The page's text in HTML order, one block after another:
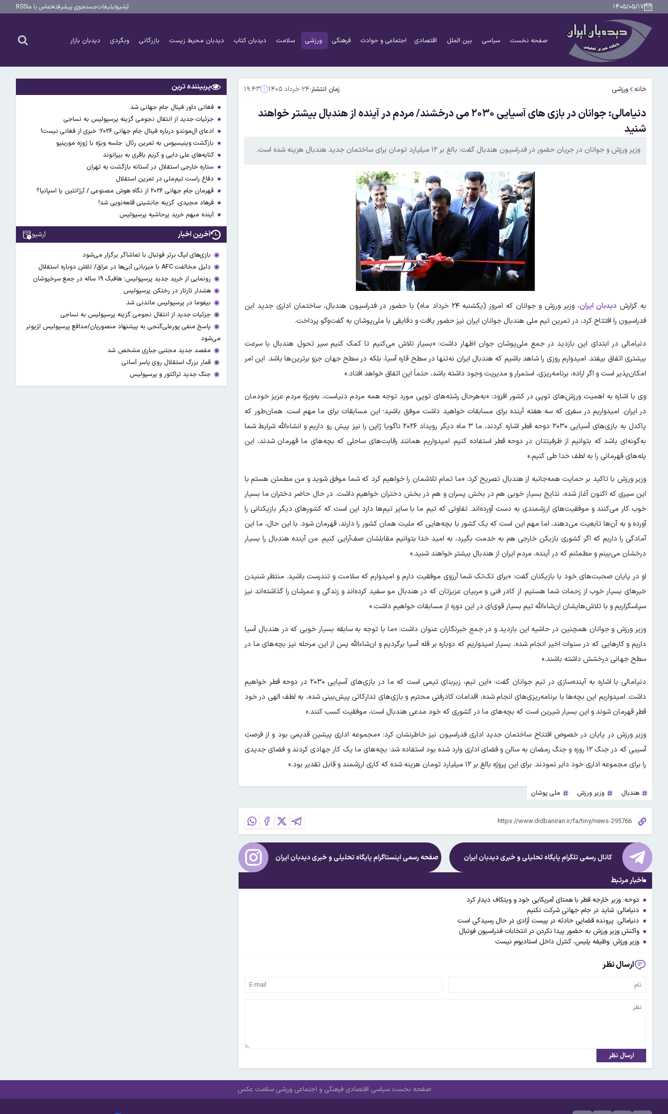
۱۴۰۵/۰۵/۱۷ آرشیوتبلیغاتجستجوی پیشرفتهتماس با ماRSS
صفحه نخست سیاسی بین الملل اقتصادی اجتماعی و حوادث فرهنگی ورزشی سلامت دیدبان کتاب دیدبان محیط زیست بازرگانی وبگردی دیدبان بازار
خانه ورزشی زمان انتشار:۲۴ خرداد ۱۴۰۵ ۱۹:۴۳
دنیامالی: جوانان در بازی های آسیایی ۲۰۳۰ می درخشند/ مردم در آینده از هندبال بیشتر خواهند
شنید
وزیر ورزش و جوانان در جریان حضور در فدراسیون هندبال گفت: بالغ بر ۱۲ میلیارد تومان برای ساختمان جدید هندبال هزینه شده است.
به گزارش دیدبان ایران،
وزیر ورزش و جوانان که امروز (یکشنبه ۲۴ خرداد ماه) با حضور در فدراسیون هندبال، ساختمان اداری جدید این
فدراسیون را افتتاح کرد، در تمرین تیم ملی هندبال جوانان ایران نیز حضور یافت و دقایقی با ملی‌پوشان به گفت‌وگو پرداخت.
دنیامالی در ابتدای این بازدید در جمع ملی‌پوشان جوان اظهار داشت: «بسیار تلاش می‌کنیم تا کمک کنیم سیر تحول هندبال با سرعت
بیشتری اتفاق بیفتد. امیدوارم روزی را شاهد باشیم که هندبال ایران نه‌تنها در سطح قاره آسیا، بلکه در سطح جهان جزو برترین‌ها باشد. این امر
امکان‌پذیر است و اگر اراده، برنامه‌ریزی، استمرار و مدیریت وجود داشته باشد، حتماً این اتفاق خواهد افتاد.»
وی با اشاره به اهمیت ورزش‌های توپی در کشور افزود: «به‌هرحال رشته‌های توپی مورد توجه همه مردم دنیاست، به‌ویژه مردم عزیز خودمان
در ایران. امیدواریم در سفری که سه هفته آینده برای مسابقات خواهید داشت موفق باشید؛ این مسابقات برای ما مهم است. همان‌طور که
پاکدل به بازی‌های آسیایی ۲۰۳۰ دوحه قطر اشاره کردند، ما ۳ ماه دیگر رویداد ۲۰۲۶ ناگویا ژاپن را نیز پیش رو داریم و انشاءالله شرایط شما
به‌گونه‌ای باشد که بتوانیم از ظرفیتتان در دوحه قطر استفاده کنیم. امیدواریم همانند رقابت‌های ساحلی که بچه‌های ما قهرمان شدند، این
پله‌های قهرمانی را به لطف خدا طی کنیم.»
وزیر ورزش با تاکید بر حمایت همه‌جانبه از هندبال تصریح کرد: «ما تمام تلاشمان را خواهیم کرد که شما موفق شوید و من مطمئن هستم با
این سیری که اکنون آغاز شده، نتایج بسیار خوبی هم در بخش پسران و هم در بخش دختران خواهیم داشت. در حال حاضر دختران ما بسیار
خوب کار می‌کنند و موفقیت‌های ارزشمندی به دست آورده‌اند. تفاوتی که تیم ما با سایر تیم‌ها دارد این است که کشورهای دیگر بازیکنانی را
آورده و به آن‌ها تابعیت می‌دهند، اما مهم این است که یک کشور با بچه‌هایی که ملیت همان کشور را دارند، قهرمان شود. با این حال، ما این
آمادگی را داریم که اگر کشوری بازیکن خارجی هم به خدمت بگیرد، به امید خدا بتوانیم مقابلشان صف‌آرایی کنیم. من آینده هندبال را بسیار
درخشان می‌بینم و مطمئنم که در آینده، مردم ایران از هندبال بیشتر خواهند شنید.»
او در پایان صحبت‌های خود با بازیکنان گفت: «برای تک‌تک شما آرزوی موفقیت دارم و امیدوارم که سلامت و تندرست باشید. منتظر شنیدن
خبرهای بسیار خوب از زحمات شما هستیم. از کادر فنی و مربیان عزیزتان که در هندبال مو سفید کرده‌اند و زندگی و عمرشان را گذاشته‌اند نیز
سپاسگزاریم و با تلاش‌هایشان ان‌شاءالله تیم بسیار قوی‌ای در این دوره از مسابقات خواهیم داشت.»
وزیر ورزش و جوانان همچنین در حاشیه این بازدید و در جمع خبرنگاران عنوان داشت: «ما با توجه به سابقه بسیار خوبی که در هندبال آسیا
داریم و کارهایی که در سنوات اخیر انجام شده، بسیار امیدواریم که دوباره بر قله آسیا برگردیم و ان‌شاءالله پس از این مرحله نیز بچه‌های ما در
سطح جهانی درخشش داشته باشند.»
دنیامالی با اشاره به آینده‌سازی در تیم جوانان گفت: «این تیم، زیربنای تیمی است که ما در بازی‌های آسیایی ۲۰۳۰ در دوحه قطر خواهیم
داشت. امیدواریم این بچه‌ها با برنامه‌ریزی‌های انجام شده، اقدامات کادرفنی محترم و بازی‌های تدارکاتی پیش‌بینی شده، به لطف الهی در خود
قطر قهرمان شوند و این بسیار شیرین است که بچه‌های ما در کشوری که خود مدعی هندبال است، موفقیت کسب کنند.»
وزیر ورزش در پایان در خصوص افتتاح ساختمان جدید اداری فدراسیون نیز خاطرنشان کرد: «مجموعه اداری پیشین قدیمی بود و از فرصتِ
آسیبی که در جنگ ۱۲ روزه و جنگ رمضان به سالن و فضای اداری وارد شده بود استفاده شد؛ بچه‌های ما یک کار جهادی کردند و فضای جدیدی
را برای مجموعه اداری خود دایر نمودند. برای این پروژه بالغ بر ۱۲ میلیارد تومان هزینه شده که کاری ارزشمند و قابل تقدیر بود.»
هندبال وزیر ورزش ملی پوشان
کانال رسمی تلگرام پایگاه تحلیلی و خبریدیدبان ایران صفحه رسمی اینستاگرام پایگاه تحلیلی و خبریدیدبان ایران
اخبار مرتبط
دوحه: وزیر خارجه قطر با همتای آمریکایی خود و ویتکاف دیدار کرد
دنیامالی: شاید در جام جهانی شرکت نکنیم
دنیامالی: پرونده قضایی حادثه در پیست آزادی در حال رسیدگی است
واکنش وزیر ورزش به حضور پیدا نکردن در انتخابات فدراسیون فوتبال
وزیر ورزش: وظیفه پلیس، کنترل داخل استادیوم نیست
ارسال نظر
ارسال نظر
پربیننده ترین
فغانی داور فینال جام جهانی شد
جزئیات جدید از انتقال نجومی گزینه پرسپولیس به نساجی
ادعای ال‌‍موندو درباره فینال جام جهانی ۲۰۲۶؛ خبری از فغانی نیست!
بازگشت وینیسیوس به تمرین رئال؛ جلسه ویژه با ژوزه مورینیو
کنایه‌های علی دایی و کریم باقری به بیرانوند
ستاره خارجی استقلال در آستانه بازگشت به تهران
دفاع راست تیم‌ملی در تمرین استقلال
قهرمان جام جهانی ۲۰۲۶ از نگاه هوش مصنوعی / آرژانتین یا اسپانیا؟
فرهاد مجیدی، گزینه جانشینی قلعه‌نویی شد!
آینده مبهم خرید پرحاشیه پرسپولیس
آخرین اخبار آرشیو
بازی‌های لیگ برتر فوتبال با تماشاگر برگزار می‌شود
دلیل مخالفت AFC با میزبانی آبی‌ها در عراق/ تلاش دوباره استقلال
رونمایی از خرید جدید پرسپولیس؛ هافبک ۱۹ ساله در جمع سرخپوشان
هشدار تارتار در رختکن پرسپولیس
بیفوما در پرسپولیس ماندنی شد
جزئیات جدید از انتقال نجومی گزینه پرسپولیس به نساجی
پاسخ منفی پورعلی‌گنجی به پیشنهاد منصوریان/مدافع پرسپولیس لژیونر
می‌شود
مقصد جدید مجتبی جباری مشخص شد
قمار بزرگ استقلال روی یاسر آسانی
جنگ جدید تراکتور و پرسپولیس
صفحه نخست سیاسی اقتصادی فرهنگی و اجتماعی ورزشی سلامت عکس